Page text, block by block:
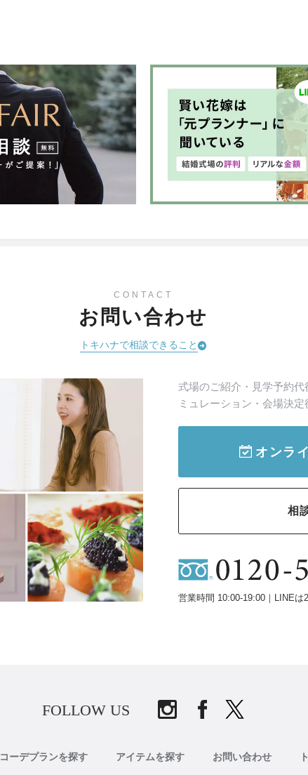
CONTACT
お問い合わせ
トキハナで相談できること
式場のご紹介・見学予約
ミュレーション・会場決定
オンラ
相
営業時間 10:00-19:00｜LINEは
FOLLOW US
コーデプランを探す アイテムを探す お問い合わせ